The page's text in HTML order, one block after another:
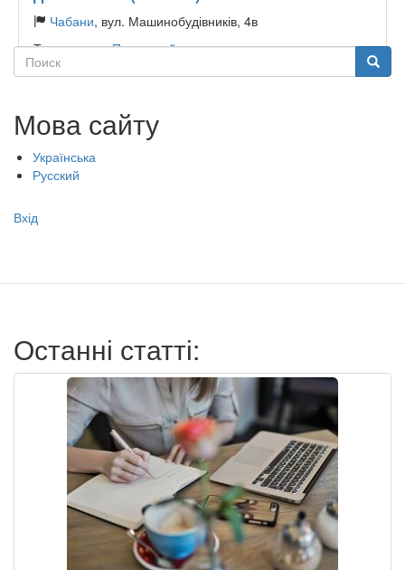
Чабани, вул. Машинобудівників, 4в
Тип садочку:Приватний
Поиск Поиск
Мова сайту
Українська
Русский
Меню
записи
Вхід
Останні статті: